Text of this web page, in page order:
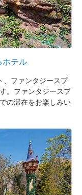
ホテル
、ファンタジースプ
。ファンタジースプ
の滞在をお楽しみい